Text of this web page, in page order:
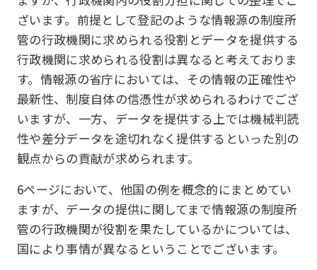
ざいます。前提として登記のような情報源の制度所
管の行政機関に求められる役割とデータを提供する
行政機関に求められる役割は異なると考えておりま
す。情報源の省庁においては、その情報の正確性や
最新性、制度自体の信憑性が求められるわけでござ
いますが、一方、データを提供する上では機械判読
性や差分データを途切れなく提供するといった別の
観点からの貢献が求められます。
6ページにおいて、他国の例を概念的にまとめてい
ますが、データの提供に関してまで情報源の制度所
管の行政機関が役割を果たしているかについては、
国により事情が異なるということでございます。